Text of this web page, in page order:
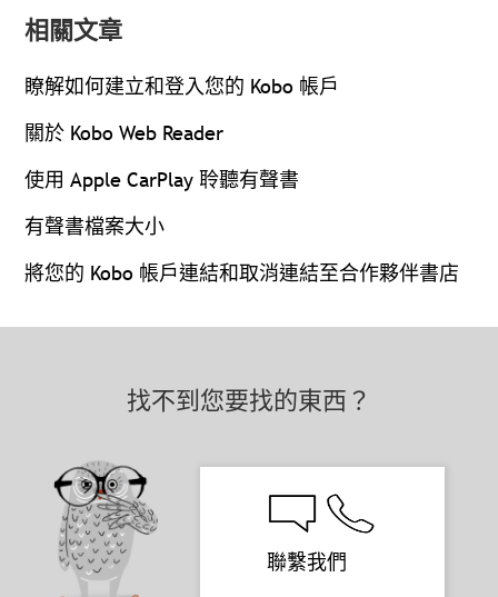
相關文章
瞭解如何建立和登入您的 Kobo 帳戶
關於 Kobo Web Reader
使用 Apple CarPlay 聆聽有聲書
有聲書檔案大小
將您的 Kobo 帳戶連結和取消連結至合作夥伴書店
找不到您要找的東西？
聯繫我們